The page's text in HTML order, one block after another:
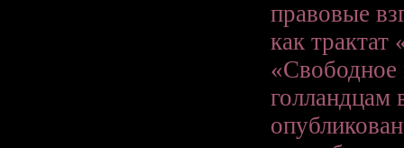
правовые
как
голландцам